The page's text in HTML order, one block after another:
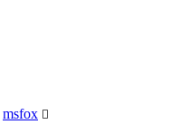
msfox